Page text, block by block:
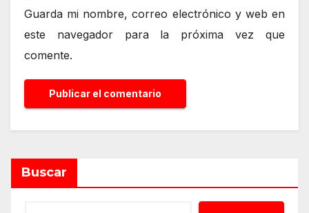
Guarda mi nombre, correo electrónico y web en
este navegador para la próxima vez que
comente.
Alternative:
Buscar